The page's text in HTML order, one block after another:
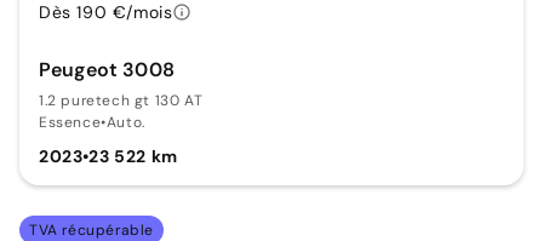
Peugeot 3008
1.2 puretech gt 130 AT
Essence•Auto.
2023•23 522 km
Dès 190 €/mois
TVA récupérable